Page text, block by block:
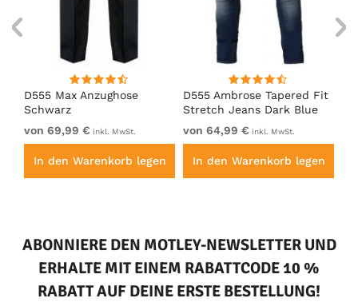
D555 Max Anzughose
Schwarz
von 69,99 € inkl. MwSt.
In den Warenkorb legen
D555 Ambrose Tapered Fit
Stretch Jeans Dark Blue
von 64,99 € inkl. MwSt.
In den Warenkorb legen
ABONNIERE DEN MOTLEY-NEWSLETTER UND
ERHALTE MIT EINEM RABATTCODE 10 %
RABATT AUF DEINE ERSTE BESTELLUNG!